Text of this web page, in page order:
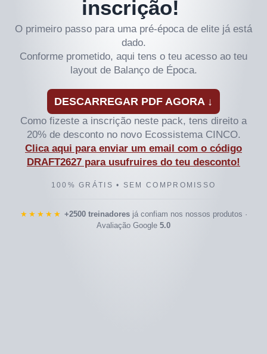
inscrição!
O primeiro passo para uma pré-época de elite já está
dado.
Conforme prometido, aqui tens o teu acesso ao teu
layout de Balanço de Época.
DESCARREGAR PDF AGORA ↓
Como fizeste a inscrição neste pack, tens direito a
20% de desconto no novo Ecossistema CINCO.
Clica aqui para enviar um email com o código
DRAFT2627 para usufruires do teu desconto!
100% GRÁTIS • SEM COMPROMISSO
★★★★★ +2500 treinadoresjá confiam nos nossos produtos ·
Avaliação Google 5.0